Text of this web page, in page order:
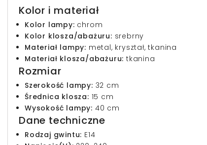
Kolor i materiał
Kolor lampy: chrom
Kolor klosza/abażuru: srebrny
Materiał lampy: metal, kryształ, tkanina
Materiał klosza/abażuru: tkanina
Rozmiar
Szerokość lampy: 32 cm
Średnica klosza: 15 cm
Wysokość lampy: 40 cm
Dane techniczne
Rodzaj gwintu: E14